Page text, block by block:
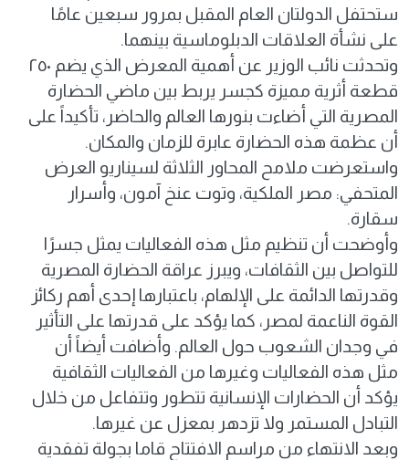
ستحتفل الدولتان العام المقبل بمرور سبعين عامًا
على نشأة العلاقات الدبلوماسية بينهما.
وتحدثت نائب الوزير عن أهمية المعرض الذي يضم ٢٥٠
قطعة أثرية مميزة كجسر يربط بين ماضي الحضارة
المصرية التي أضاءت بنورها العالم والحاضر، تأكيداً على
أن عظمة هذه الحضارة عابرة للزمان والمكان.
واستعرضت ملامح المحاور الثلاثة لسيناريو العرض
المتحفي: مصر الملكية، وتوت عنخ آمون، وأسرار
سقارة.
وأوضحت أن تنظيم مثل هذه الفعاليات يمثل جسرًا
للتواصل بين الثقافات، ويبرز عراقة الحضارة المصرية
وقدرتها الدائمة على الإلهام، باعتبارها إحدى أهم ركائز
القوة الناعمة لمصر، كما يؤكد على قدرتها على التأثير
في وجدان الشعوب حول العالم. وأضافت أيضاً أن
مثل هذه الفعاليات وغيرها من الفعاليات الثقافية
يؤكد أن الحضارات الإنسانية تتطور وتتفاعل من خلال
التبادل المستمر ولا تزدهر بمعزل عن غيرها.
وبعد الانتهاء من مراسم الافتتاح قاما بجولة تفقدية